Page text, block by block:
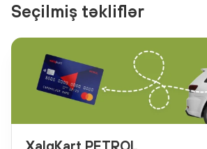
Seçilmiş təkliflər
XalqKart PETROL